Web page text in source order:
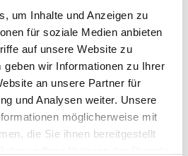
um Inhalte und Anzeigen zu
für soziale Medien anbieten
auf unsere Website zu
geben wir Informationen zu Ihrer
an unsere Partner für
und Analysen weiter. Unsere
möglicherweise mit
die Sie ihnen bereitgestellt
Eierlikör